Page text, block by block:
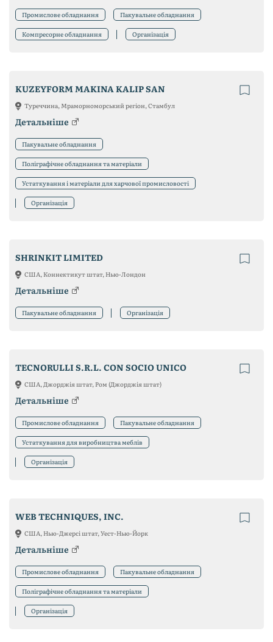
Промислове обладнання Пакувальне обладнання
Компресорне обладнання Організація
KUZEYFORM MAKINA KALIP SAN
Туреччина, Мраморноморський регіон, Стамбул
Детальніше
Пакувальне обладнання
Поліграфічне обладнання та матеріали
Устаткування і матеріали для харчової промисловості
Організація
SHRINKIT LIMITED
США, Коннектикут штат, Нью-Лондон
Детальніше
Пакувальне обладнання Організація
TECNORULLI S.R.L. CON SOCIO UNICO
США, Джорджія штат, Ром (Джорджія штат)
Детальніше
Промислове обладнання Пакувальне обладнання
Устаткування для виробництва меблів
Організація
WEB TECHNIQUES, INC.
США, Нью-Джерсі штат, Уест-Нью-Йорк
Детальніше
Промислове обладнання Пакувальне обладнання
Поліграфічне обладнання та матеріали
Організація